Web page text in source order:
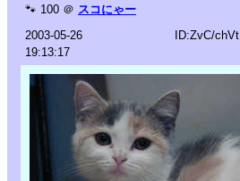
🐾 100 ＠ スコにゃー
2003-05-26
19:13:17
ID:ZvC/